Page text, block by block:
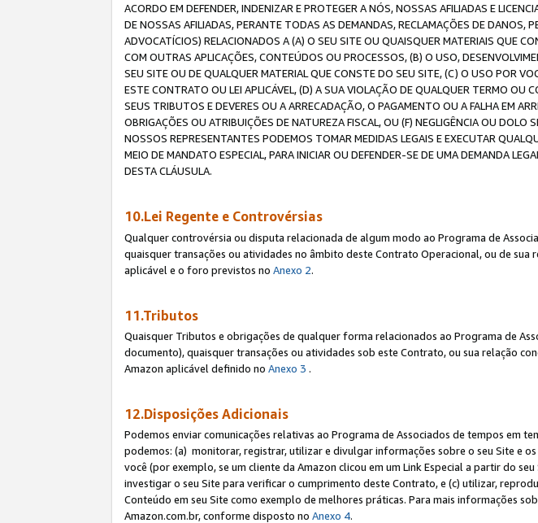
ACORDO EM DEFENDER, INDENIZAR E PROTEGER A NÓS, NOSSAS AFILIADAS E
DE NOSSAS AFILIADAS, PERANTE TODAS AS DEMANDAS, RECLAMAÇÕES DE DANOS,
ADVOCATÍCIOS) RELACIONADOS A (A) O SEU SITE OU QUAISQUER MATERIAIS QUE
COM OUTRAS APLICAÇÕES, CONTEÚDOS OU PROCESSOS, (B) O USO,
SEU SITE OU DE QUALQUER MATERIAL QUE CONSTE DO SEU SITE, (C) O USO POR
ESTE CONTRATO OU LEI APLICÁVEL, (D) A SUA VIOLAÇÃO DE QUALQUER TERMO
SEUS TRIBUTOS E DEVERES OU A ARRECADAÇÃO, O PAGAMENTO OU A FALHA EM
OBRIGAÇÕES OU ATRIBUIÇÕES DE NATUREZA FISCAL, OU (F) NEGLIGÊNCIA OU
NOSSOS REPRESENTANTES PODEMOS TOMAR MEDIDAS LEGAIS E EXECUTAR
MEIO DE MANDATO ESPECIAL, PARA INICIAR OU DEFENDER-SE DE UMA DEMANDA
DESTA CLÁUSULA.
10.Lei Regente e Controvérsias
Qualquer controvérsia ou disputa relacionada de algum modo ao Programa de
quaisquer transações ou atividades no âmbito deste Contrato Operacional, ou de
aplicável e o foro previstos no Anexo 2.
11.Tributos
Quaisquer Tributos e obrigações de qualquer forma relacionados ao Programa de
documento), quaisquer transações ou atividades sob este Contrato, ou sua relação
Amazon aplicável definido no Anexo 3 .
12.Disposições Adicionais
Podemos enviar comunicações relativas ao Programa de Associados de tempos em
podemos: (a) monitorar, registrar, utilizar e divulgar informações sobre o seu Site e
você (por exemplo, se um cliente da Amazon clicou em um Link Especial a partir do
investigar o seu Site para verificar o cumprimento deste Contrato, e (c) utilizar,
Conteúdo em seu Site como exemplo de melhores práticas. Para mais informações
Amazon.com.br, conforme disposto no Anexo 4.